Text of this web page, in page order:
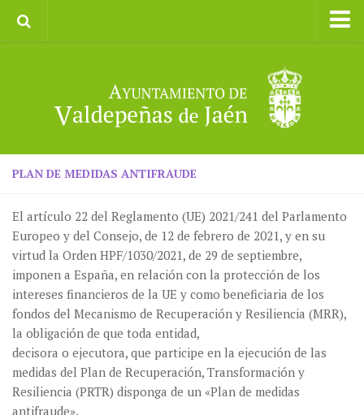
II CXM ROMPEALBARCAS 2023
PLAN DE MEDIDAS ANTIFRAUDE
El artículo 22 del Reglamento (UE) 2021/241 del Parlamento
Europeo y del Consejo, de 12 de febrero de 2021, y en su
virtud la Orden HPF/1030/2021, de 29 de septiembre,
imponen a España, en relación con la protección de los
intereses financieros de la UE y como beneficiaria de los
fondos del Mecanismo de Recuperación y Resiliencia (MRR),
la obligación de que toda entidad,
decisora o ejecutora, que participe en la ejecución de las
medidas del Plan de Recuperación, Transformación y
Resiliencia (PRTR) disponga de un «Plan de medidas
antifraude».